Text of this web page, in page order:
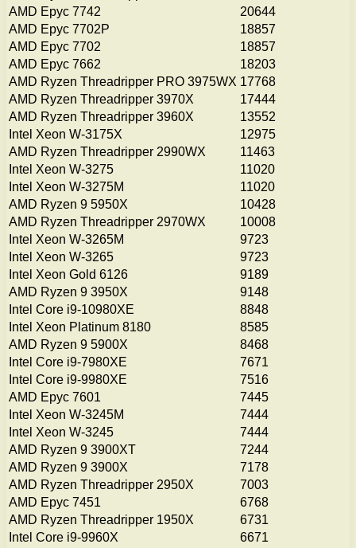
AMD Epyc 7742
20644
AMD Epyc 7702P
18857
AMD Epyc 7702
18857
AMD Epyc 7662
18203
AMD Ryzen Threadripper PRO 3975WX 17768
AMD Ryzen Threadripper 3970X
17444
AMD Ryzen Threadripper 3960X
13552
Intel Xeon W-3175X
12975
AMD Ryzen Threadripper 2990WX
11463
Intel Xeon W-3275
11020
Intel Xeon W-3275M
11020
AMD Ryzen 9 5950X
10428
AMD Ryzen Threadripper 2970WX
10008
Intel Xeon W-3265M
9723
Intel Xeon W-3265
9723
Intel Xeon Gold 6126
9189
AMD Ryzen 9 3950X
9148
Intel Core i9-10980XE
8848
Intel Xeon Platinum 8180
8585
AMD Ryzen 9 5900X
8468
Intel Core i9-7980XE
7671
Intel Core i9-9980XE
7516
AMD Epyc 7601
7445
Intel Xeon W-3245M
7444
Intel Xeon W-3245
7444
AMD Ryzen 9 3900XT
7244
AMD Ryzen 9 3900X
7178
AMD Ryzen Threadripper 2950X
7003
AMD Epyc 7451
6768
AMD Ryzen Threadripper 1950X
6731
Intel Core i9-9960X
6671